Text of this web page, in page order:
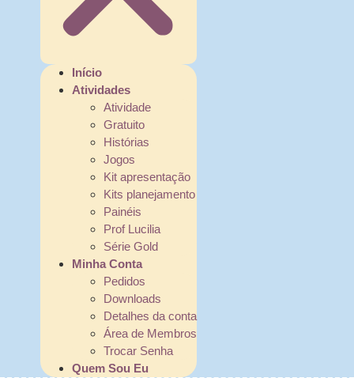
Início
Atividades
Atividade
Gratuito
Histórias
Jogos
Kit apresentação
Kits planejamento
Painéis
Prof Lucilia
Série Gold
Minha Conta
Pedidos
Downloads
Detalhes da conta
Área de Membros
Trocar Senha
Quem Sou Eu